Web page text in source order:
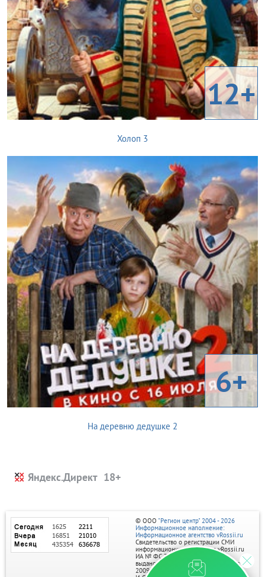
12+
Холоп 3
6+
На деревню дедушке 2
Яндекс.Директ
© ООО "Регион центр" 2004 - 2026
Информационное наполнение:
Информационное агентство vRossii.ru
Свидетельство о регистрации СМИ
информационного агентства vRossii.ru
ИА № ФС 77‑35502
выдано РОСКОМНАДЗОРом 04 марта
2009г.